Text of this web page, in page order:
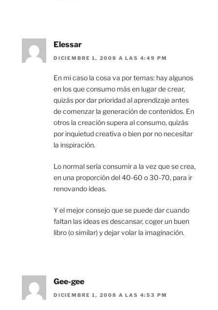
Elessar
DICIEMBRE 1, 2008 A LAS 4:49 PM
En mi caso la cosa va por temas: hay algunos
en los que consumo más en lugar de crear,
quizás por dar prioridad al aprendizaje antes
de comenzar la generación de contenidos. En
otros la creación supera al consumo, quizás
por inquietud creativa o bien por no necesitar
la inspiración.
Lo normal sería consumir a la vez que se crea,
en una proporción del 40-60 o 30-70, para ir
renovando ideas.
Y el mejor consejo que se puede dar cuando
faltan las ideas es descansar, coger un buen
libro (o similar) y dejar volar la imaginación.
Gee-gee
DICIEMBRE 1, 2008 A LAS 4:53 PM